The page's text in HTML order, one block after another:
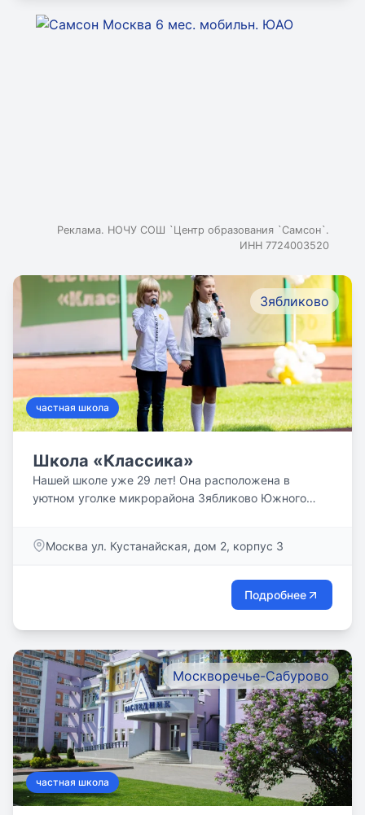
Реклама. НОЧУ СОШ `Центр образования `Самсон`.
ИНН 7724003520
Зябликово
частная школа
Школа «Классика»
Нашей школе уже 29 лет! Она расположена в
уютном уголке микрорайона Зябликово Южного
Москва ул. Кустанайская, дом 2, корпус 3
Подробнее
Москворечье-Сабурово
частная школа